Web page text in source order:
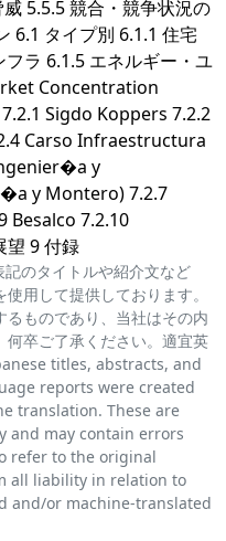
5.5.5 競合・競争状況の
6.1 タイプ別 6.1.1 住宅
ラ 6.1.5 エネルギー・ユ
Concentration
Sigdo Koppers 7.2.2
Carso Infraestructura
y
y Montero) 7.2.7
Besalco 7.2.10
9 付録
のタイトルや紹介文など
用して提供しております。
ものであり、当社はその内
卒ご了承ください。適宜英
titles, abstracts, and
reports were created
translation. These are
and may contain errors
refer to the original
all liability in relation to
and/or machine-translated